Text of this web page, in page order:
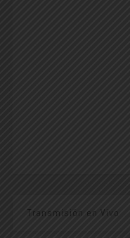
Transmisión en Vivo